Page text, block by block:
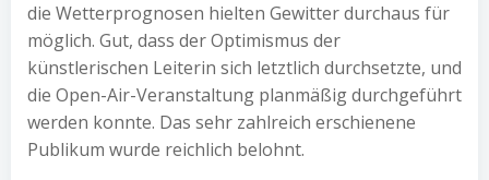
die Wetterprognosen hielten Gewitter durchaus für
möglich. Gut, dass der Optimismus der
künstlerischen Leiterin sich letztlich durchsetzte, und
die Open-Air-Veranstaltung planmäßig durchgeführt
werden konnte. Das sehr zahlreich erschienene
Publikum wurde reichlich belohnt.